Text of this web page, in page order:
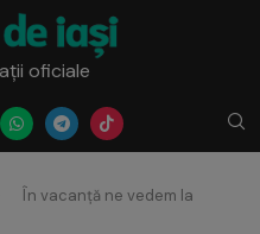
oficiale
În vacanță ne vedem la